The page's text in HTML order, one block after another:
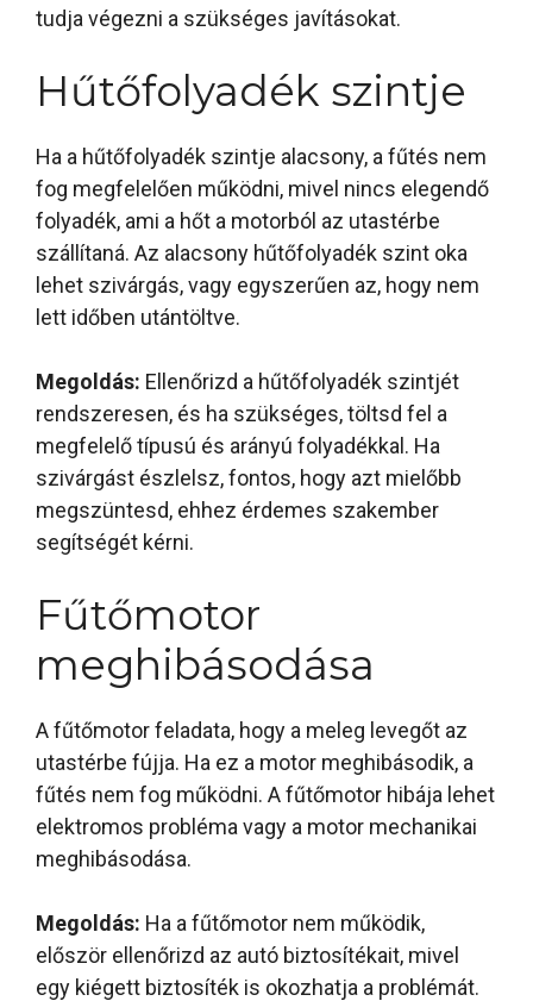
tudja végezni a szükséges javításokat.
Hűtőfolyadék szintje
Ha a hűtőfolyadék szintje alacsony, a fűtés nem
fog megfelelően működni, mivel nincs elegendő
folyadék, ami a hőt a motorból az utastérbe
szállítaná. Az alacsony hűtőfolyadék szint oka
lehet szivárgás, vagy egyszerűen az, hogy nem
lett időben utántöltve.
Megoldás: Ellenőrizd a hűtőfolyadék szintjét
rendszeresen, és ha szükséges, töltsd fel a
megfelelő típusú és arányú folyadékkal. Ha
szivárgást észlelsz, fontos, hogy azt mielőbb
megszüntesd, ehhez érdemes szakember
segítségét kérni.
Fűtőmotor
meghibásodása
A fűtőmotor feladata, hogy a meleg levegőt az
utastérbe fújja. Ha ez a motor meghibásodik, a
fűtés nem fog működni. A fűtőmotor hibája lehet
elektromos probléma vagy a motor mechanikai
meghibásodása.
Megoldás: Ha a fűtőmotor nem működik,
először ellenőrizd az autó biztosítékait, mivel
egy kiégett biztosíték is okozhatja a problémát.